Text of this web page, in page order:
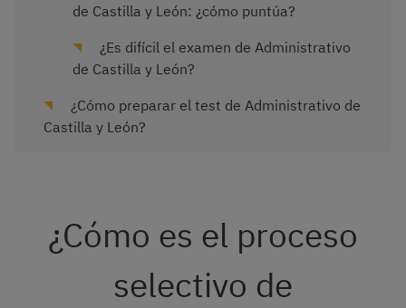
de Castilla y León: ¿cómo puntúa?
¿Es difícil el examen de Administrativo
de Castilla y León?
¿Cómo preparar el test de Administrativo de
Castilla y León?
¿Cómo es el proceso
selectivo de